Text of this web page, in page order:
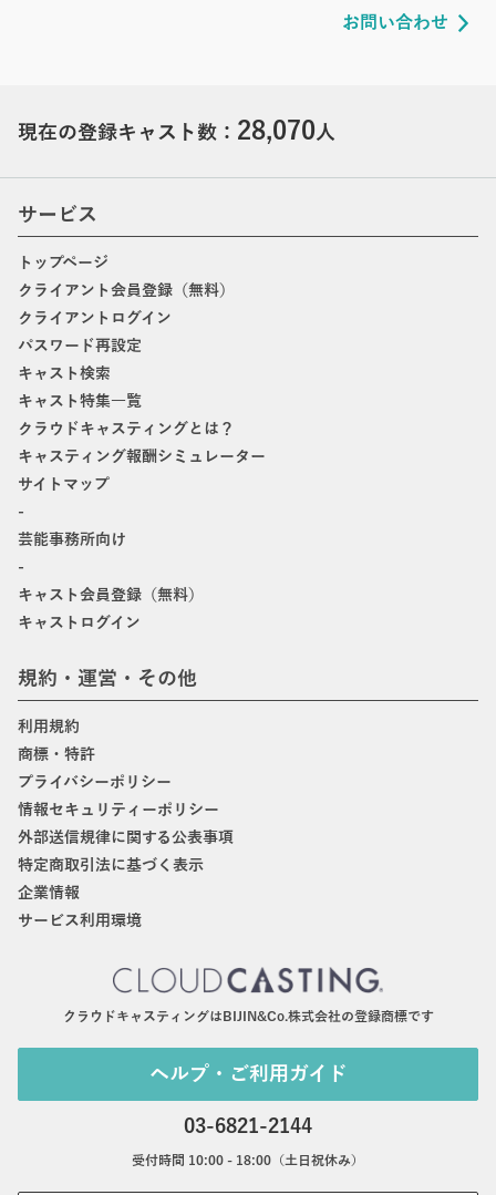
お問い合わせ
現在の登録キャスト数： 28,070人
サービス
トップページ
クライアント会員登録（無料）
クライアントログイン
パスワード再設定
キャスト検索
キャスト特集一覧
クラウドキャスティングとは？
キャスティング報酬シミュレーター
サイトマップ
-
芸能事務所向け
-
キャスト会員登録（無料）
キャストログイン
規約・運営・その他
利用規約
商標・特許
プライバシーポリシー
情報セキュリティーポリシー
外部送信規律に関する公表事項
特定商取引法に基づく表示
企業情報
サービス利用環境
クラウドキャスティングはBIJIN&Co.株式会社の登録商標です
ヘルプ・ご利用ガイド
03-6821-2144
受付時間 10:00 - 18:00（土日祝休み）